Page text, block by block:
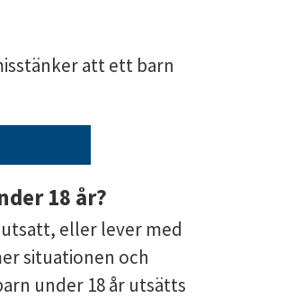
att ett barn
18 år?
eller lever med
situationen och
under 18 år utsätts